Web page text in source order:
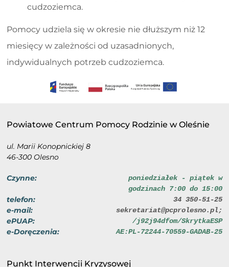
cudzoziemca.
Pomocy udziela się w okresie nie dłuższym niż 12
miesięcy w zależności od uzasadnionych,
indywidualnych potrzeb cudzoziemca.
Powiatowe Centrum Pomocy Rodzinie w Oleśnie
ul. Marii Konopnickiej 8
46-300 Olesno
Czynne:
poniedziałek - piątek w
godzinach 7:00 do 15:00
telefon: 34 350-51-25
e-mail: sekretariat@pcprolesno.pl;
ePUAP: /j92j94dfom/SkrytkaESP
e-Doręczenia: AE:PL-72244-70559-GADAB-25
Punkt Interwencji Kryzysowej